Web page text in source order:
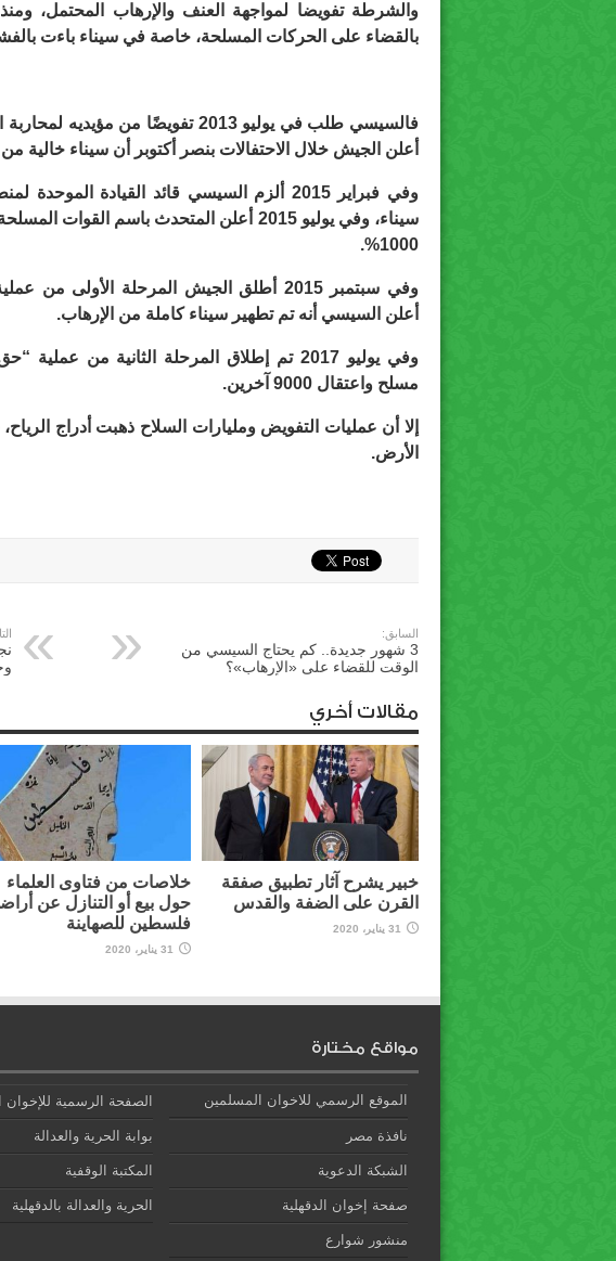
والشرطة تفويضا لمواجهة العنف والإرهاب المحتمل،
بالقضاء على الحركات المسلحة، خاصة في سيناء باءت
أعلن الجيش خلال الاحتفالات بنصر أكتوبر أن سيناء خالية
وفي فبراير 2015 ألزم السيسي قائد القيادة
سيناء، وفي يوليو 2015 أعلن المتحدث باسم
1000%.
أعلن السيسي أنه تم تطهير سيناء كاملة من الإرهاب.
مسلح واعتقال 9000 آخرين.
إلا أن عمليات التفويض ومليارات السلاح ذهبت أدراج
الأرض.
السابق:
3 شهور جديدة.. كم يحتاج السيسي من
الوقت للقضاء على «الإرهاب»؟
مقالات أخري
خبير يشرح آثار تطبيق صفقة
القرن على الضفة والقدس
31 يناير، 2020
خلاصات من فتاوى العلماء
حول بيع أو التنازل عن
فلسطين للصهاينة
31 يناير، 2020
مواقع مختارة
الموقع الرسمي للاخوان المسلمين الصفحة الرسمية
نافذة مصر بوابة الحرية والعدالة
الشبكة الدعوية المكتبة الوقفية
صفحة إخوان الدقهلية الحرية والعدالة بالدقهلية
منشور شوارع